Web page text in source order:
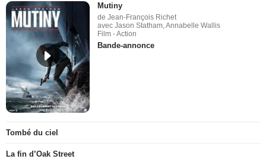
Mutiny
de Jean-François Richet
avec Jason Statham, Annabelle Wallis
Film - Action
Bande-annonce
Tombé du ciel
La fin d’Oak Street